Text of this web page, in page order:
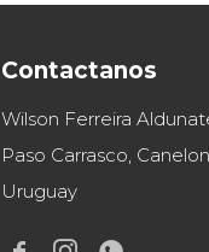
Contactanos
Wilson Ferreira
Paso Carrasco,
Uruguay